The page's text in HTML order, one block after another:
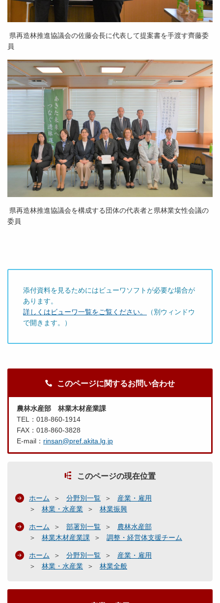
県再造林推進協議会の佐藤会長に代表して提案書を手渡す齊藤委
員
県再造林推進協議会を構成する団体の代表者と県林業女性会議の
委員
添付資料を見るためにはビューワソフトが必要な場合が
あります。
詳しくはビューワ一覧をご覧ください。
（別ウィンドウ
で開きます。）
このページに関するお問い合わせ
農林水産部 林業木材産業課
TEL：018-860-1914
FAX：018-860-3828
E-mail： rinsan@pref.akita.lg.jp
このページの現在位置
ホーム 分野別一覧
産業・雇用
林業・水産業
林業振興
ホーム 部署別一覧
農林水産部
林業木材産業課
調整・経営体支援チーム
ホーム 分野別一覧
産業・雇用
林業・水産業
林業全般